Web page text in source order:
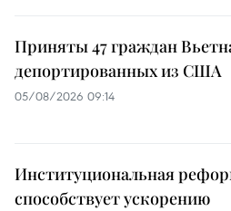
Приняты 47 граждан
депортированных из США
05/08/2026 09:14
Институциональная
способствует ускорению